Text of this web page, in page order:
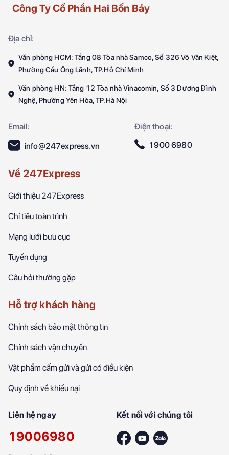
Công Ty Cổ Phần Hai Bốn Bảy
Địa chỉ:
Văn phòng HCM: Tầng 08 Tòa nhà Samco, Số 326 Võ Văn Kiệt,
Phường Cầu Ông Lãnh, TP.Hồ Chí Minh
Văn phòng HN: Tầng 12 Tòa nhà Vinacomin, Số 3 Dương Đình
Nghệ, Phường Yên Hòa, TP.Hà Nội
Email:
Điện thoại:
info@247express.vn
1900 6980
Về 247Express
Giới thiệu 247Express
Chỉ tiêu toàn trình
Mạng lưới bưu cục
Tuyển dụng
Câu hỏi thường gặp
Hỗ trợ khách hàng
Chính sách bảo mật thông tin
Chính sách vận chuyển
Vật phẩm cấm gửi và gửi có điều kiện
Quy định về khiếu nại
Liên hệ ngay
19006980
Kết nối với chúng tôi